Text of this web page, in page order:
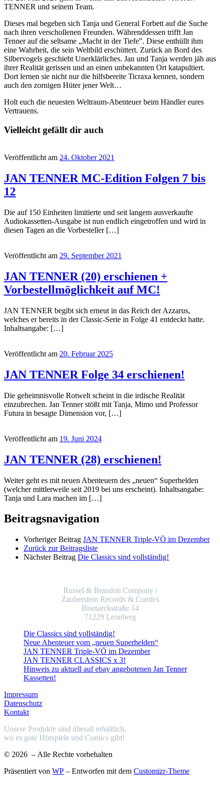
TENNER und seinem Team.
Dieses mal begeben sich Tanja und General Forbett auf die Suche
nach ihren verschollenen Freunden. Währenddessen trifft Jan
Tenner auf die seltsame „Macht in der Tiefe‟. Diese enthüllt ihm
eine Wahrheit, die sein Weltbild erschüttert. Zurück an Bord des
Silbervogels geschieht Unerklärliches. Jan und Tanja werden jäh aus
ihrer Realität gerissen und an einen unbekannten Ort katapultiert.
Dort lernen sie nicht nur die hilfsbereite Ticraxa kennen, sondern
auch den zornigen Hüter jener Welt…
Holt euch die neuesten Weltraum-Abenteuer beim Händler eures
Vertrauens.
Vielleicht gefällt dir auch
Veröffentlicht am 24. Oktober 2021
JAN TENNER MC-Edition Folgen 7 bis
12
Die auf 150 Einheiten limitierte und seit langem ausverkaufte
Audiokassetten-Ausgabe ist nun endlich eingetroffen und wird in
diesen Tagen an die Vorbesteller […]
Veröffentlicht am 29. September 2021
JAN TENNER (20) erschienen +
Vorbestellmöglichkeit auf MC!
JAN TENNER begibt sich erneut in das Reich der Azzarus,
welches er bereits in der Classic-Serie in Folge 41 entdeckt hatte.
Inhaltsangabe: […]
Veröffentlicht am 20. Februar 2025
JAN TENNER Folge 34 erschienen!
Die geheimnisvolle Rotwelt scheint in die irdische Realität
einzubrechen. Jan Tenner stößt mit Tanja, Mimo und Professor
Futura in besagte Dimension vor, […]
Veröffentlicht am 19. Juni 2024
JAN TENNER (28) erschienen!
Weiter geht es mit neuen Abenteuern des „neuen“ Superhelden
(welcher mittlerweile seit 2019 bei uns erscheint). Inhaltsangabe:
Tanja und Lara machen im […]
Beitragsnavigation
Vorheriger Beitrag JAN TENNER Triple-VÖ im Dezember
Zurück zur Beitragsliste
Nächster Beitrag Die Classics sind vollständig!
Russel & Brandon Company /
Zauberstern Records & Comics
Bismarckstraße 14
71229 Leonberg
Die Classics sind vollständig!
Neue Abenteuer vom „neuen Superhelden“
JAN TENNER Triple-VÖ im Dezember
JAN TENNER CLASSICS x 3!
Hinweis zu aktuell auf ebay angebotenen Jan Tenner
Kassetten!
Impressum
Datenschutz
Kontakt
Unsere Produkte sind überall erhältlich,
wo es gute Hörspiele und Comics gibt!
© 2026 – Alle Rechte vorbehalten
Präsentiert von WP – Entworfen mit dem Customizr-Theme